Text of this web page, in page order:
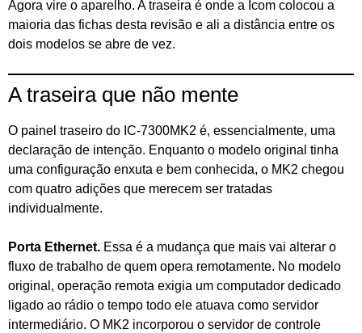
Agora vire o aparelho. A traseira é onde a Icom colocou a
maioria das fichas desta revisão e ali a distância entre os
dois modelos se abre de vez.
A traseira que não mente
O painel traseiro do IC-7300MK2 é, essencialmente, uma
declaração de intenção. Enquanto o modelo original tinha
uma configuração enxuta e bem conhecida, o MK2 chegou
com quatro adições que merecem ser tratadas
individualmente.
Porta Ethernet. Essa é a mudança que mais vai alterar o
fluxo de trabalho de quem opera remotamente. No modelo
original, operação remota exigia um computador dedicado
ligado ao rádio o tempo todo ele atuava como servidor
intermediário. O MK2 incorporou o servidor de controle